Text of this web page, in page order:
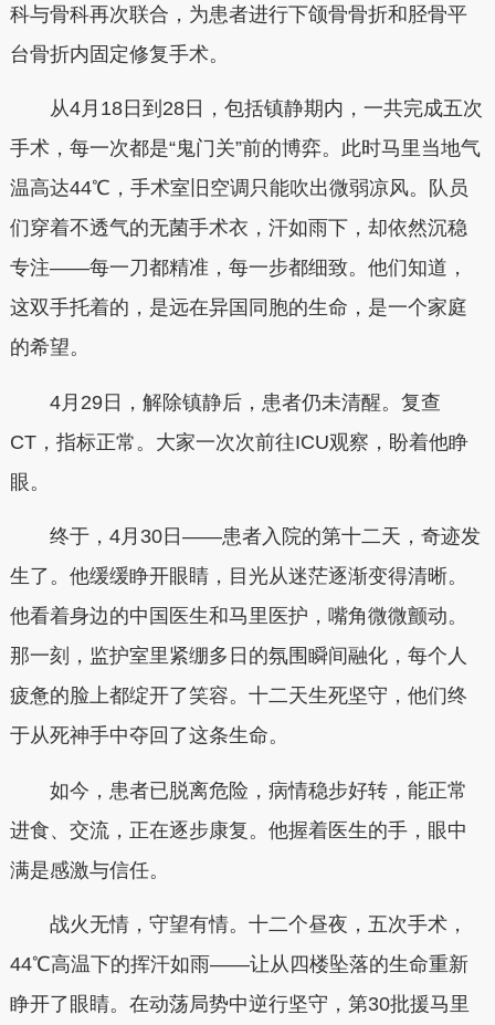
科与骨科再次联合，为患者进行下颌骨骨折和胫骨平
台骨折内固定修复手术。
从4月18日到28日，包括镇静期内，一共完成五次
手术，每一次都是“鬼门关”前的博弈。此时马里当地气
温高达44℃，手术室旧空调只能吹出微弱凉风。队员
们穿着不透气的无菌手术衣，汗如雨下，却依然沉稳
专注——每一刀都精准，每一步都细致。他们知道，
这双手托着的，是远在异国同胞的生命，是一个家庭
的希望。
4月29日，解除镇静后，患者仍未清醒。复查
CT，指标正常。大家一次次前往ICU观察，盼着他睁
眼。
终于，4月30日——患者入院的第十二天，奇迹发
生了。他缓缓睁开眼睛，目光从迷茫逐渐变得清晰。
他看着身边的中国医生和马里医护，嘴角微微颤动。
那一刻，监护室里紧绷多日的氛围瞬间融化，每个人
疲惫的脸上都绽开了笑容。十二天生死坚守，他们终
于从死神手中夺回了这条生命。
如今，患者已脱离危险，病情稳步好转，能正常
进食、交流，正在逐步康复。他握着医生的手，眼中
满是感激与信任。
战火无情，守望有情。十二个昼夜，五次手术，
44℃高温下的挥汗如雨——让从四楼坠落的生命重新
睁开了眼睛。在动荡局势中逆行坚守，第30批援马里